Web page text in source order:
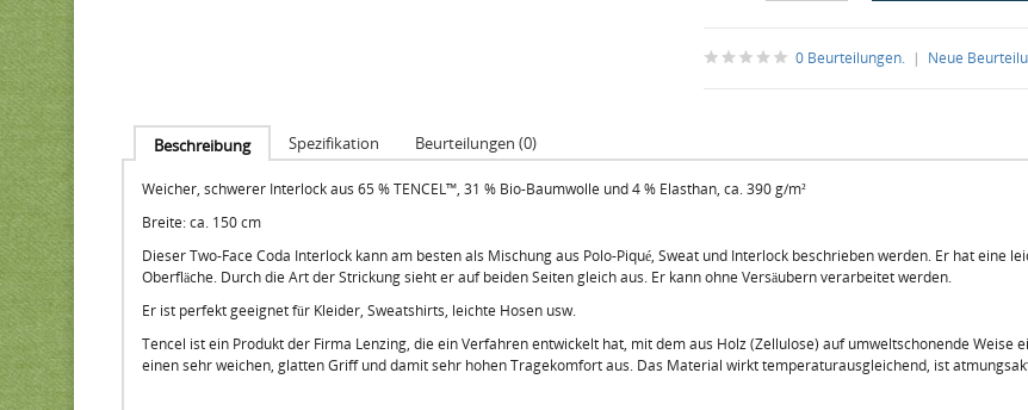
0 Beurteilungen.| Neue
Beschreibung Spezifikation Beurteilungen (0)
Weicher, schwerer Interlock aus 65 % TENCEL™, 31 % Bio-Baumwolle und 4 % Elasthan, ca. 390 g/m²
Breite: ca. 150 cm
Dieser Two-Face Coda Interlock kann am besten als Mischung aus Polo-Piqué, Sweat und Interlock beschrieben werden. Er hat eine
Oberfläche. Durch die Art der Strickung sieht er auf beiden Seiten gleich aus. Er kann ohne Versäubern verarbeitet werden.
Er ist perfekt geeignet für Kleider, Sweatshirts, leichte Hosen usw.
Tencel ist ein Produkt der Firma Lenzing, die ein Verfahren entwickelt hat, mit dem aus Holz (Zellulose) auf umweltschonende
einen sehr weichen, glatten Griff und damit sehr hohen Tragekomfort aus. Das Material wirkt temperaturausgleichend, ist